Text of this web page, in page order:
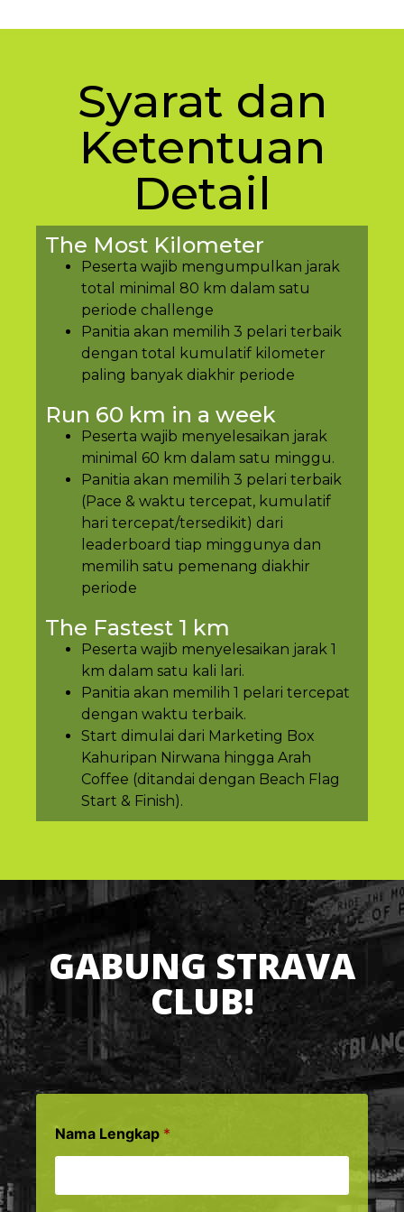
Syarat dan
Ketentuan
Detail
The Most Kilometer
Peserta wajib mengumpulkan jarak
total minimal 80 km dalam satu
periode challenge
Panitia akan memilih 3 pelari terbaik
dengan total kumulatif kilometer
paling banyak diakhir periode
Run 60 km in a week
Peserta wajib menyelesaikan jarak
minimal 60 km dalam satu minggu.
Panitia akan memilih 3 pelari terbaik
(Pace & waktu tercepat, kumulatif
hari tercepat/tersedikit) dari
leaderboard tiap minggunya dan
memilih satu pemenang diakhir
periode
The Fastest 1 km
Peserta wajib menyelesaikan jarak 1
km dalam satu kali lari.
Panitia akan memilih 1 pelari tercepat
dengan waktu terbaik.
Start dimulai dari Marketing Box
Kahuripan Nirwana hingga Arah
Coffee (ditandai dengan Beach Flag
Start & Finish).
GABUNG STRAVA
CLUB!
Nama Lengkap *